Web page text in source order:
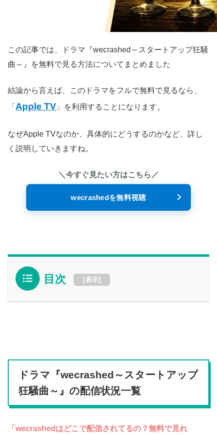
この記事では、ドラマ『wecrashed～スタートアップ狂騒
曲～』を無料で見る方法についてまとめました
結論から言えば、このドラマをフルで無料で見るなら、
「 Apple TV 」を利用することになります。
なぜApple TVなのか、具体的にどうするのかなど、詳し
く説明していきますね。
＼今すぐ見たい方はこちら／
wecrashedを無料視聴
目次 [表示]
ドラマ『wecrashed～スタートアップ
狂騒曲～』の配信状況一覧
「wecrashedはどこで配信されてるの？無料で見れ